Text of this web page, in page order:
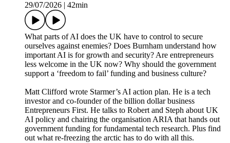
29/07/2026
42min
What parts of AI does the UK have to control to secure
ourselves against enemies? Does Burnham understand how
important AI is for growth and security? Are entrepreneurs
less welcome in the UK now? Why should the government
support a ‘freedom to fail’ funding and business culture?
Matt Clifford wrote Starmer’s AI action plan. He is a tech
investor and co-founder of the billion dollar business
Entrepreneurs First. He talks to Robert and Steph about UK
AI policy and chairing the organisation ARIA that hands out
government funding for fundamental tech research. Plus find
out what re-freezing the arctic has to do with all this.